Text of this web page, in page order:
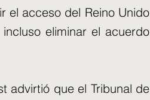
el acceso del Reino Unido
eliminar el acuerdo
advirtió que el Tribunal de